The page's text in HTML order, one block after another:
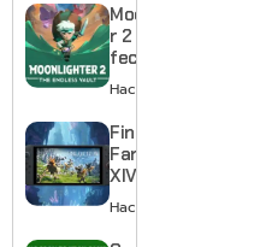
Moonlighte
r 2 ya tiene
fecha y
puedes
quedarte
gratis con
el primero
Hace 1 día
Final
Fantasy
XIV llega a
Switch 2 y
te deja
jugar un
Hace 2 días